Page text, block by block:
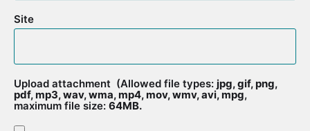
Site
Upload attachment (Allowed file types: jpg, gif, png,
pdf, mp3, wav, wma, mp4, mov, wmv, avi, mpg,
maximum file size: 64MB.